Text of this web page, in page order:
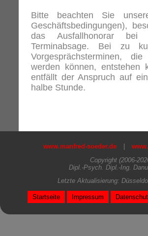
Bitte beachten Sie
Geschäftsbedingungen),
das Ausfallhonorar bei
Terminabsage. Bei zu
Vorgesprächsterminen,
werden können, entstehen
entfällt der Anspruch auf
halbe Stunde.
www.manfred-soeder.de
Copyright (2006-
Dipl.-Psych. Dipl.-Ing.
Letzte Aktualisierung:
Startseite Impressum